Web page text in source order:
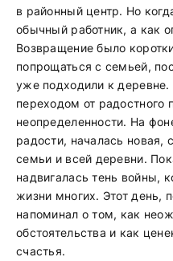
в районный центр. Но
обычный работник, а как
Возвращение было
попрощаться с семьей,
уже подходили к
переходом от радостного
неопределенности. На
радости, началась новая,
семьи и всей деревни.
надвигалась тень войны,
жизни многих. Этот день,
напоминал о том, как
обстоятельства и как
счастья.